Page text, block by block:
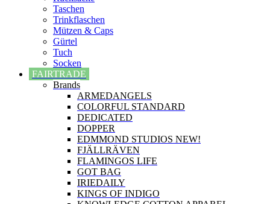
Taschen
Trinkflaschen
Mützen & Caps
Gürtel
Tuch
Socken
FAIRTRADE
Brands
ARMEDANGELS
COLORFUL STANDARD
DEDICATED
DOPPER
EDMMOND STUDIOS NEW!
FJÄLLRÄVEN
FLAMINGOS LIFE
GOT BAG
IRIEDAILY
KINGS OF INDIGO